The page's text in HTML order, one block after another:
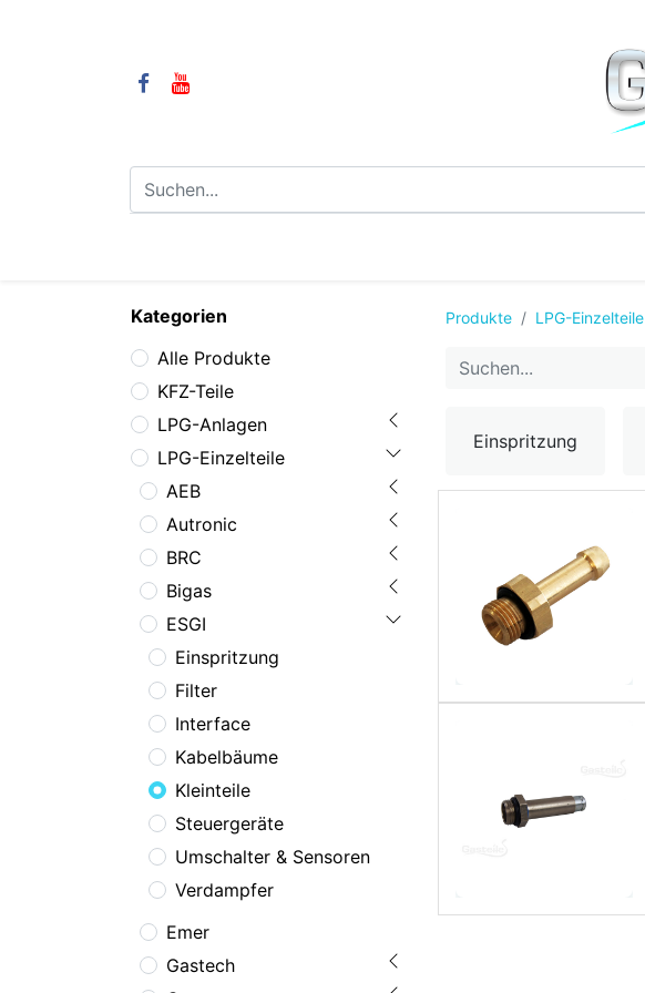
Kategorien
Alle Produkte
KFZ-Teile
LPG-Anlagen
LPG-Einzelteile
AEB
Autronic
BRC
Bigas
ESGI
Einspritzung
Filter
Interface
Kabelbäume
Kleinteile
Steuergeräte
Umschalter & Sensoren
Verdampfer
Emer
Gastech
Produkte LPG-Einzelteile
Einspritzung